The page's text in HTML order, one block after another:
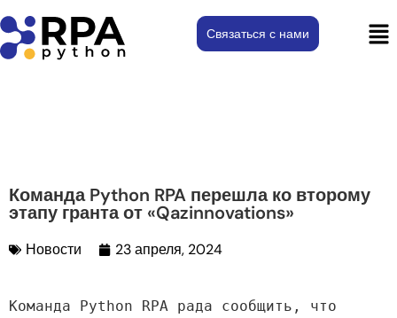
Связаться с нами
Команда Python RPA перешла ко второму
этапу гранта от «Qazinnovations»
Новости 23 апреля, 2024
Команда Python RPA рада сообщить, что